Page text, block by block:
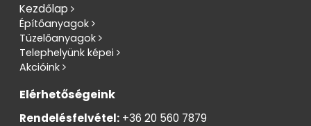
Kezdőlap
Építőanyagok
Tüzelőanyagok
Telephelyünk képei
Akcióink
Elérhetőségeink
Rendelésfelvétel: +36 20 560 7879